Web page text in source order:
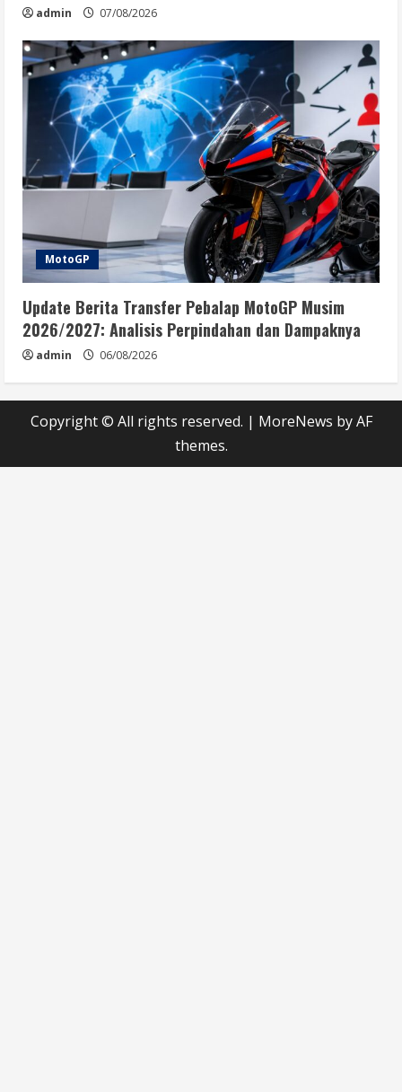
admin 07/08/2026
MotoGP
Update Berita Transfer Pebalap MotoGP Musim
2026/2027: Analisis Perpindahan dan Dampaknya
admin 06/08/2026
Copyright © All rights reserved. | MoreNews by AF
themes.